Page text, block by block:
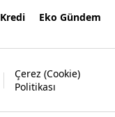
Kredi Eko Gündem
Çerez (Cookie)
Politikası